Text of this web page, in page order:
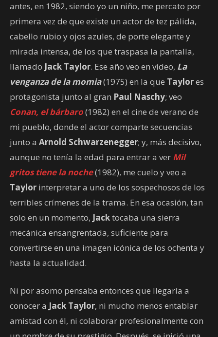
antes, en 1982, siendo yo un niño, me percato por
primera vez de que existe un actor de tez pálida,
cabello rubio y ojos azules, de porte elegante y
mirada intensa, de los que traspasa la pantalla,
llamado Jack Taylor. Ese año veo en vídeo, La
venganza de la momia(1975) en la que Taylores
protagonista junto al gran Paul Naschy; veo
Conan, el bárbaro(1982) en el cine de verano de
mi pueblo, donde el actor comparte secuencias
junto a Arnold Schwarzenegger; y, más decisivo,
aunque no tenía la edad para entrar a ver Mil
gritos tiene la noche(1982), me cuelo y veo a
Taylor interpretar a uno de los sospechosos de los
terribles crímenes de la trama. En esa ocasión, tan
solo en un momento, Jacktocaba una sierra
mecánica ensangrentada, suficiente para
convertirse en una imagen icónica de los ochenta y
hasta la actualidad.
Ni por asomo pensaba entonces que llegaría a
conocer a Jack Taylor, ni mucho menos entablar
amistad con él, ni colaborar profesionalmente con